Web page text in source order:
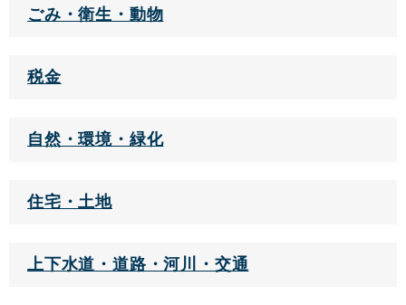
ごみ・衛生・動物
税金
自然・環境・緑化
住宅・土地
上下水道・道路・河川・交通